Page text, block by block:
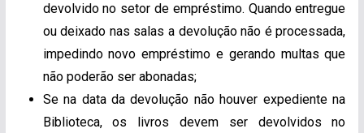
devolvido no setor de empréstimo. Quando entregue
ou deixado nas salas a devolução não é processada,
impedindo novo empréstimo e gerando multas que
não poderão ser abonadas;
Se na data da devolução não houver expediente na
Biblioteca, os livros devem ser devolvidos no